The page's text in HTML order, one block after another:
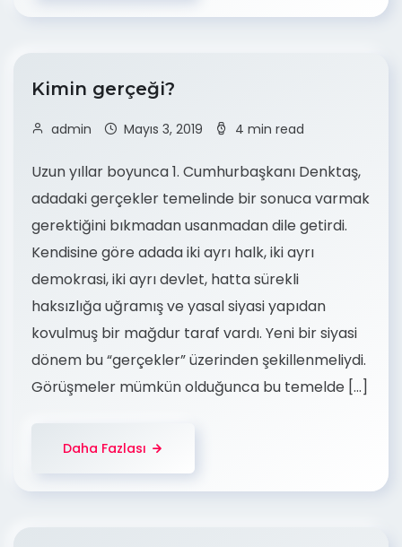
Kimin gerçeği?
admin Mayıs 3, 2019 4 min read
Uzun yıllar boyunca 1. Cumhurbaşkanı Denktaş,
adadaki gerçekler temelinde bir sonuca varmak
gerektiğini bıkmadan usanmadan dile getirdi.
Kendisine göre adada iki ayrı halk, iki ayrı
demokrasi, iki ayrı devlet, hatta sürekli
haksızlığa uğramış ve yasal siyasi yapıdan
kovulmuş bir mağdur taraf vardı. Yeni bir siyasi
dönem bu “gerçekler” üzerinden şekillenmeliydi.
Görüşmeler mümkün olduğunca bu temelde […]
Daha Fazlası